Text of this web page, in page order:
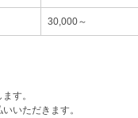
30,000～
す。
いただきます。